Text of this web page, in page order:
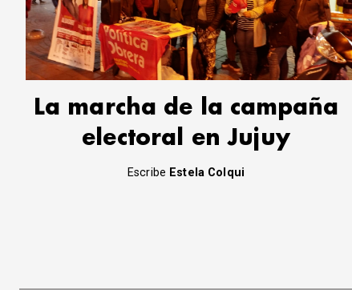
La marcha de la campaña
electoral en Jujuy
Escribe Estela Colqui